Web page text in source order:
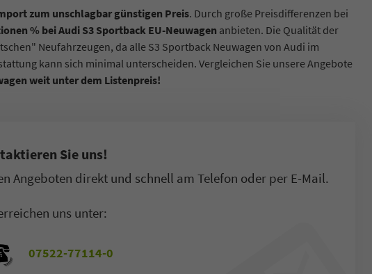
zum unschlagbar günstigen Preis. Durch große Preisdifferenzen bei
% bei Audi S3 Sportback EU-Neuwagen anbieten. Die Qualität der
Neufahrzeugen, da alle S3 Sportback Neuwagen von Audi im
kann sich minimal unterscheiden. Vergleichen Sie unsere Angebote
weit unter dem Listenpreis!
Sie uns!
Angeboten direkt und schnell am Telefon oder per E-Mail.
uns unter:
07522-77114-0